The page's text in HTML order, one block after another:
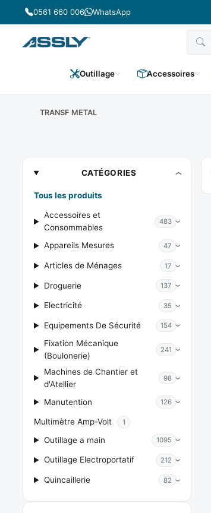
Passer
au
contenu
0561 660 006 WhatsApp
Outillage Accessoires
TRANSF METAL
TRANSFCATÉGORIES
Tous les produits
Accessoires et
Consommables
483
Appareils Mesures 47
Articles de Ménages 17
Droguerie 137
Electricité 35
Equipements De Sécurité 154
Fixation Mécanique
(Boulonerie)
241
Machines de Chantier et
d'Atellier
98
Manutention 126
Multimètre Amp-Volt 1
Outillage a main 1095
Outillage Electroportatif 212
Quincaillerie 82